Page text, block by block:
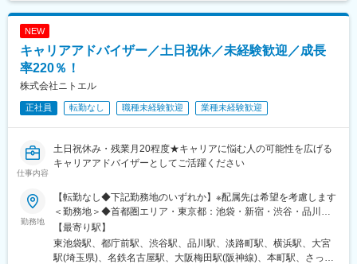
NEW
キャリアアドバイザー／土日祝休／未経験歓迎／成長
率220％！
株式会社ニトエル
正社員 転勤なし 職種未経験歓迎 業種未経験歓迎
仕事内容
土日祝休み・残業月20程度★キャリアに悩む人の可能性を広げる
キャリアアドバイザーとしてご活躍ください
勤務地
【転勤なし◆下記勤務地のいずれか】※配属先は希望を考慮します
＜勤務地＞◆首都圏エリア・東京都：池袋・新宿・渋谷・品川・
神田・神奈川県：横浜・埼玉県：大宮◆関西・東海エリア・大阪
府：梅田・大阪本町・愛知県：名古屋◆その他エリア（※普通自動
車運転免許 必須）・北海道（札幌）／宮城県（仙台）／群馬県
【最寄り駅】
東池袋駅、都庁前駅、渋谷駅、品川駅、淡路町駅、横浜駅、大宮
駅(埼玉県)、名鉄名古屋駅、大阪梅田駅(阪神線)、本町駅、さっぽ